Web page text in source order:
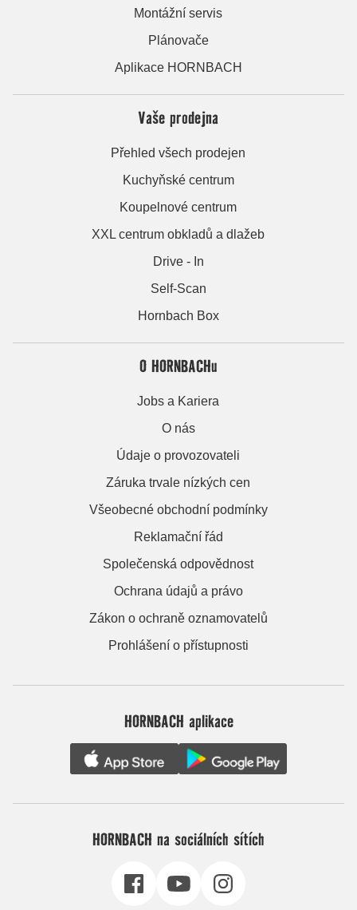
Montážní servis
Plánovače
Aplikace HORNBACH
Vaše prodejna
Přehled všech prodejen
Kuchyňské centrum
Koupelnové centrum
XXL centrum obkladů a dlažeb
Drive - In
Self-Scan
Hornbach Box
O HORNBACHu
Jobs a Kariera
O nás
Údaje o provozovateli
Záruka trvale nízkých cen
Všeobecné obchodní podmínky
Reklamační řád
Společenská odpovědnost
Ochrana údajů a právo
Zákon o ochraně oznamovatelů
Prohlášení o přístupnosti
HORNBACH aplikace
HORNBACH na sociálních sítích